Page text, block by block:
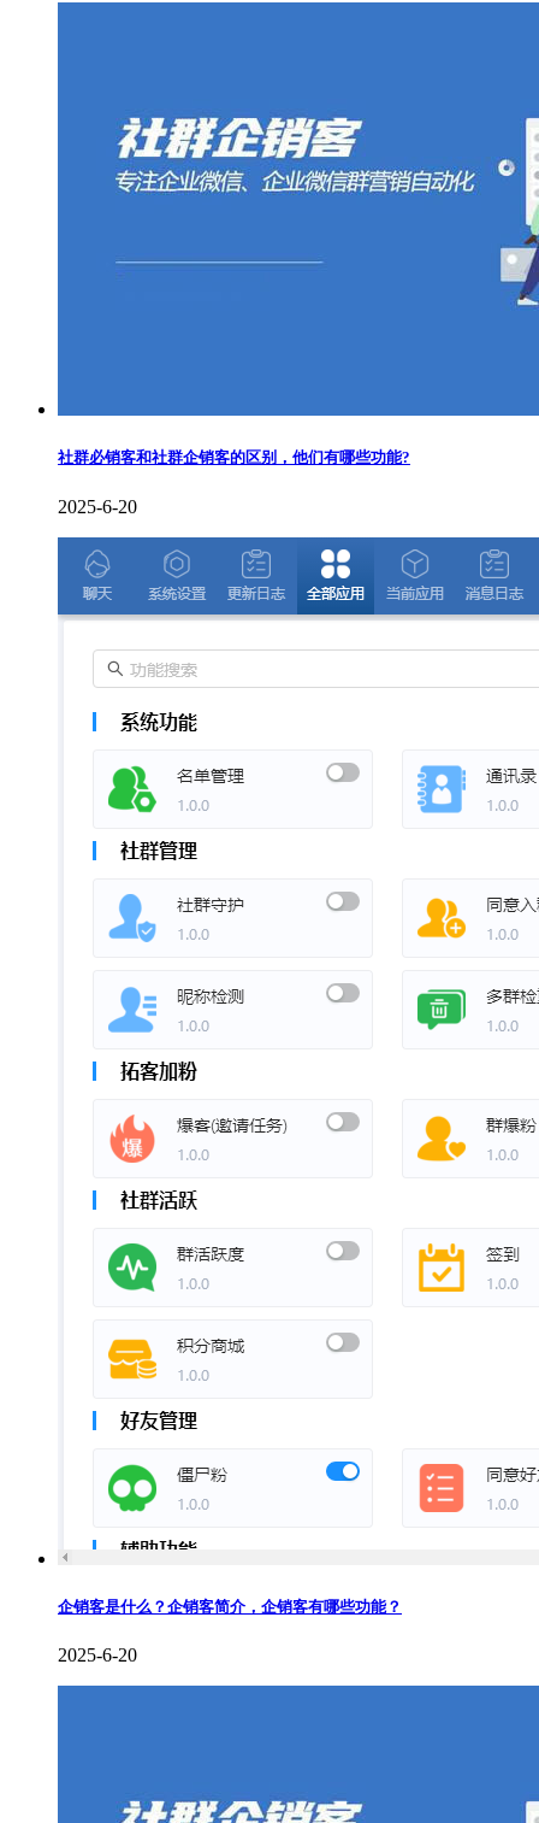
社群必销客和社群企销客的区别，他们有哪些功能?
2025-6-20
企销客是什么？企销客简介，企销客有哪些功能？
2025-6-20